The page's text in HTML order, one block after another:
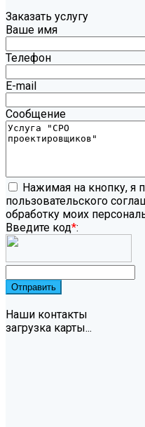
Заказать услугу
Ваше имя
Телефон
E-mail
Сообщение
Нажимая на кнопку, я
пользовательского
обработку моих
Введите код*:
Наши контакты
загрузка карты...